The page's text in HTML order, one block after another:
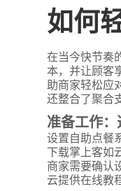
如何
在当今快节奏
本，并让顾客
助商家轻松应
还整合了聚合
准备工作
设置自助点餐
下载掌上客如
商家需要确认
云提供在线教